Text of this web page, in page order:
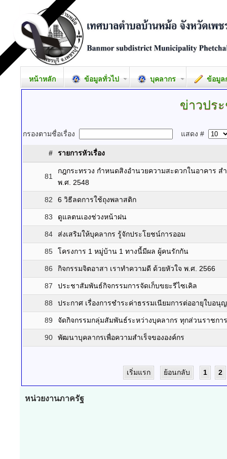
หน้าหลัก ข้อมูลทั่วไป บุคลากร ข้อมูล
ข่าวปร
กรองตามชื่อเรื่อง แสดง #
# รายการหัวเรื่อง
81
กฎกระทรวง กําหนดสิงอํานวยความสะดวกในอาคาร
พ.ศ. 2548
82 6 วิธีลดการใช้ถุงพลาสติก
83 ดูแลตนเองช่วงหน้าฝน
84 ส่งเสริมให้บุคลากร รู้จักประโยชน์การออม
85 โครงการ 1 หมู่บ้าน 1 ทางนี้มีผล ผู้คนรักกัน
86 กิจกรรมจิตอาสา เราทำความดี ด้วยหัวใจ พ.ศ. 2566
87 ประชาสัมพันธ์กิจกรรมการจัดเก็บขยะรีไซเคิล
88 ประกาศ เรื่องการชำระค่าธรรมเนียมการต่ออายุใบอนุ
89 จัดกิจกรรมกลุ่มสัมพันธ์ระหว่างบุคลากร ทุกส่วนราชการ
90 พัฒนาบุคลากรเพื่อความสำเร็จขององค์กร
เริ่มแรก ย้อนกลับ 1 2
หน่วยงานภาครัฐ